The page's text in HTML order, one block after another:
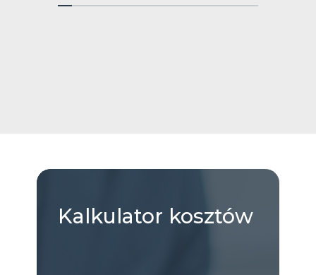
Kalkulator kosztów